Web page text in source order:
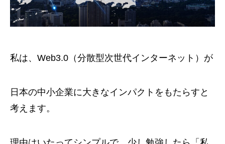
私は、Web3.0（分散型次世代インターネット）が
日本の中小企業に大きなインパクトをもたらすと
考えます。